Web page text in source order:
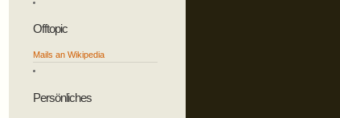
Offtopic
Mails an Wikipedia
Persönliches